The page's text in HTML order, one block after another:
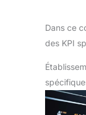
Dans ce
des KPI